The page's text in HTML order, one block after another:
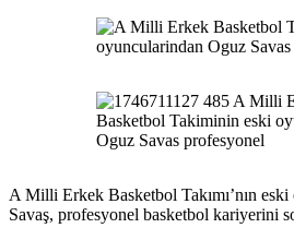
A Milli Erkek Basketbol Takımı’nın
Savaş, profesyonel basketbol kariyerini